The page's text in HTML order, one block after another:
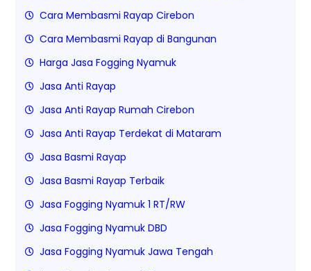
Cara Membasmi Rayap Cirebon
Cara Membasmi Rayap di Bangunan
Harga Jasa Fogging Nyamuk
Jasa Anti Rayap
Jasa Anti Rayap Rumah Cirebon
Jasa Anti Rayap Terdekat di Mataram
Jasa Basmi Rayap
Jasa Basmi Rayap Terbaik
Jasa Fogging Nyamuk 1 RT/RW
Jasa Fogging Nyamuk DBD
Jasa Fogging Nyamuk Jawa Tengah